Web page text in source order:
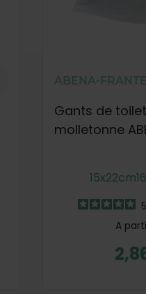
ABENA-
Gants de
molletonne
15x22cm
5
A